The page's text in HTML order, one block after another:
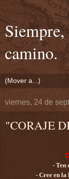
camino.
viernes, 24 de
"CORAJE
- Ten
- Cree en la